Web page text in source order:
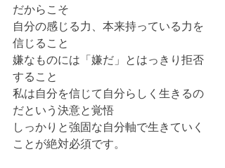
だからこそ
自分の感じる力、本来持っている力を
信じること
嫌なものには「嫌だ」とはっきり拒否
すること
私は自分を信じて自分らしく生きるの
だという決意と覚悟
しっかりと強固な自分軸で生きていく
ことが絶対必須です。